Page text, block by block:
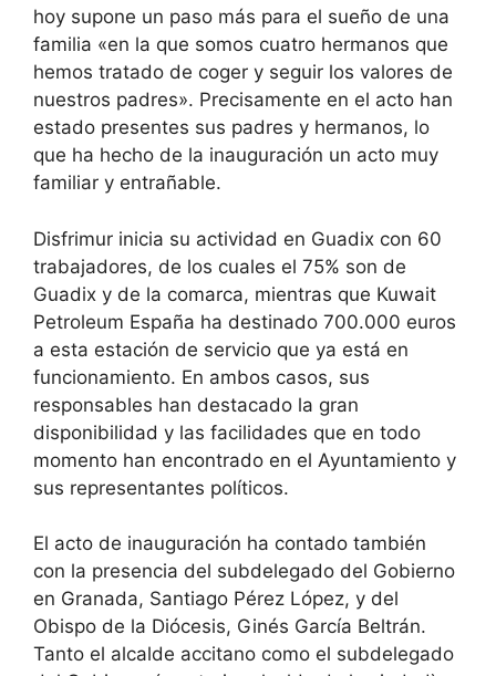
hoy supone un paso más para el sueño de una
familia «en la que somos cuatro hermanos que
hemos tratado de coger y seguir los valores de
nuestros padres». Precisamente en el acto han
estado presentes sus padres y hermanos, lo
que ha hecho de la inauguración un acto muy
familiar y entrañable.
Disfrimur inicia su actividad en Guadix con 60
trabajadores, de los cuales el 75% son de
Guadix y de la comarca, mientras que Kuwait
Petroleum España ha destinado 700.000 euros
a esta estación de servicio que ya está en
funcionamiento. En ambos casos, sus
responsables han destacado la gran
disponibilidad y las facilidades que en todo
momento han encontrado en el Ayuntamiento y
sus representantes políticos.
El acto de inauguración ha contado también
con la presencia del subdelegado del Gobierno
en Granada, Santiago Pérez López, y del
Obispo de la Diócesis, Ginés García Beltrán.
Tanto el alcalde accitano como el subdelegado